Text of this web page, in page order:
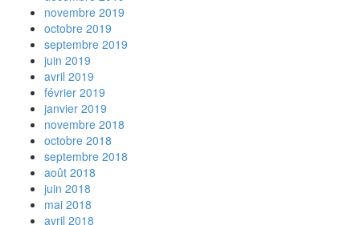
novembre 2019
octobre 2019
septembre 2019
juin 2019
avril 2019
février 2019
janvier 2019
novembre 2018
octobre 2018
septembre 2018
août 2018
juin 2018
mai 2018
avril 2018